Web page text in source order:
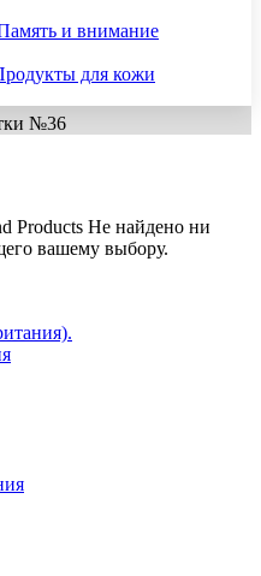
и внимание
для кожи
№36
Не найдено ни
вашему выбору.